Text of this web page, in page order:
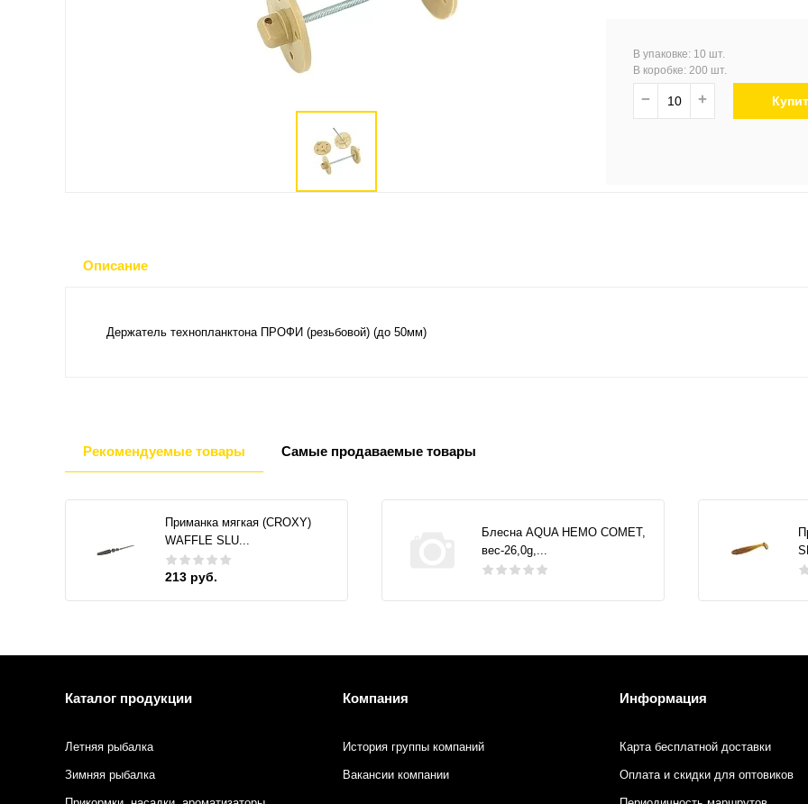
В упаковке: 10 шт.
В коробке: 200 шт.
− +
Описание
Держатель технопланктона ПРОФИ (резьбовой) (до 50мм)
Рекомендуемые товары Самые продаваемые товары
Приманка мягкая (CROXY)
WAFFLE SLU...
213 руб.
Блесна AQUA НЕМО COMET,
вес-26,0g,...
Каталог продукции
Летняя рыбалка
Зимняя рыбалка
Компания
История группы компаний
Вакансии компании
Информация
Карта бесплатной доставки
Оплата и скидки для оптовиков